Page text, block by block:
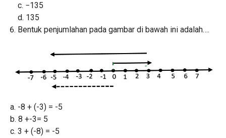
c. −135
d. 135
Bentuk penjumlahan pada gambar di bawah ini adalah….
a. -8 + (-3) = -5
b. 8 +-3= 5
c. 3 + (-8) = -5